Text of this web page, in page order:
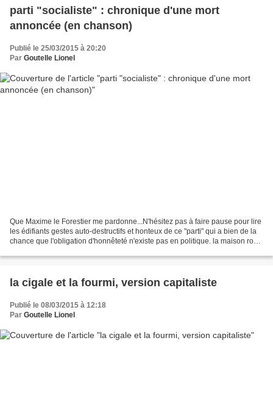
parti "socialiste" : chronique d'une mort
annoncée (en chanson)
Publié le 25/03/2015 à 20:20
Par Goutelle Lionel
Que Maxime le Forestier me pardonne...N'hésitez pas à faire pause pour lire
les édifiants gestes auto-destructifs et honteux de ce "parti" qui a bien de la
chance que l'obligation d'honnêteté n'existe pas en politique. la maison rose,
la cigale et la fourmi, version capitaliste
Publié le 08/03/2015 à 12:18
Par Goutelle Lionel